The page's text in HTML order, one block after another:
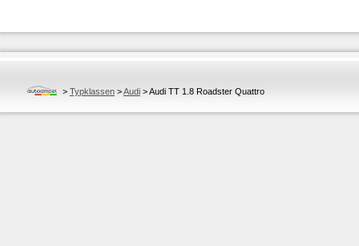
> Typklassen >Audi >Audi TT 1.8 Roadster Quattro